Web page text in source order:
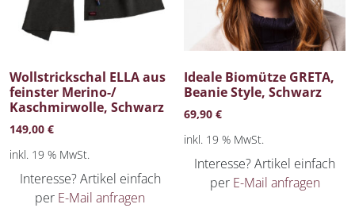
Wollstrickschal ELLA aus
feinster Merino-/
Kaschmirwolle, Schwarz
149,00 €
inkl. 19 % MwSt.
Interesse? Artikel einfach
per E-Mail anfragen
Ideale Biomütze GRETA,
Beanie Style, Schwarz
69,90€
inkl. 19 % MwSt.
Interesse? Artikel einfach
per E-Mail anfragen